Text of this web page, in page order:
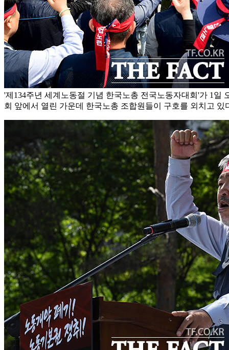
'제134주년 세계노동절 기념 한국노총 전국노동자대회'가 1일
회 앞에서 열린 가운데 한국노총 조합원들이 구호를 외치고 있